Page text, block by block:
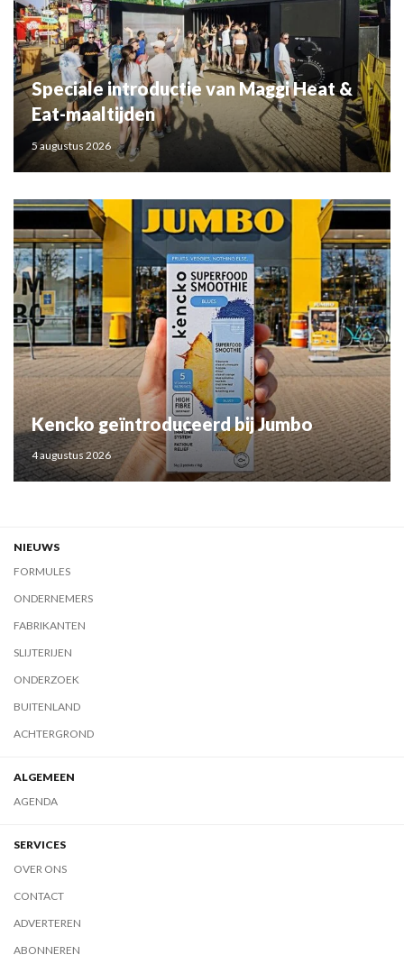
Speciale introductie van Maggi Heat &
Eat-maaltijden
5 augustus 2026
Kencko geïntroduceerd bij Jumbo
4 augustus 2026
NIEUWS
FORMULES
ONDERNEMERS
FABRIKANTEN
SLIJTERIJEN
ONDERZOEK
BUITENLAND
ACHTERGROND
ALGEMEEN
AGENDA
SERVICES
OVER ONS
CONTACT
ADVERTEREN
ABONNEREN